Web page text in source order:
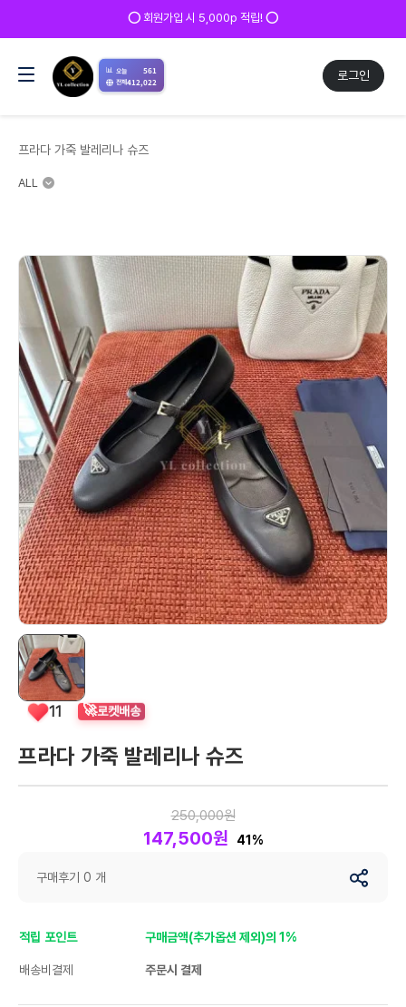
✅ 매일 방문 후 로그인 시 200p 적립! ✅
로그인
📊 오늘 561
전체412,022
프라다 가죽 발레리나 슈즈
ALL
11 🚀로켓배송
프라다 가죽 발레리나 슈즈
250,000원
147,500원 41%
구매후기 0 개
적립 포인트 구매금액(추가옵션 제외)의 1%
배송비결제 주문시 결제